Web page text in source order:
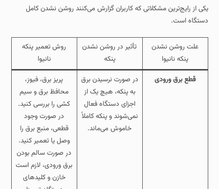
یکی از رایج‌ترین مشکلاتی که کاربران گزارش می‌کنند روشن نشدن کامل
دستگاه است.
علت روشن نشدن
پنکه نانیوا
تأثیر در روشن نشدن
پنکه
روش تعمیر پنکه
نانیوا
قطع برق ورودی
در صورت نرسیدن برق
به پنکه، هیچ‌ یک از
اجزای دستگاه فعال
نمی‌شوند و پنکه کاملاً
خاموش می‌ماند.
پریز برق، فیوز،
محافظ برق و سیم‌
کشی را بررسی کنید.
در صورت وجود
قطعی، منبع برق را
وصل یا تعمیر کنید.
در صورت سالم بودن
برق ورودی، لازم است
خازن و کلیدهای